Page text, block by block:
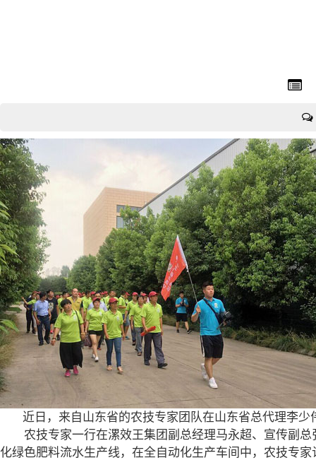
近日，来自山东省的农技专家团队在山东省总代理李少
农技专家一行在漯效王集团副总经理马永超、宣传副总
化绿色肥料流水生产线，在全自动化生产车间中，农技专